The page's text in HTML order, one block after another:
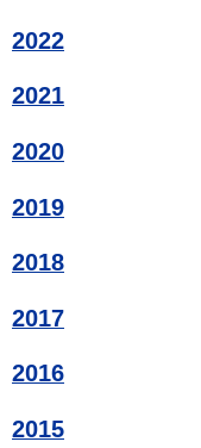
2022
2021
2020
2019
2018
2017
2016
2015